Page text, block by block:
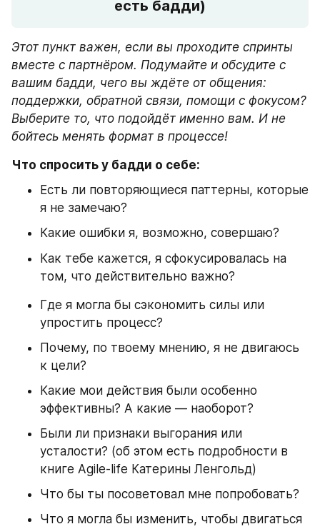
есть бадди)
Этот пункт важен, если вы проходите спринты
вместе с партнёром. Подумайте и обсудите с
вашим бадди, чего вы ждёте от общения:
поддержки, обратной связи, помощи с фокусом?
Выберите то, что подойдёт именно вам. И не
бойтесь менять формат в процессе!
Что спросить у бадди о себе:
Есть ли повторяющиеся паттерны, которые
я не замечаю?
Какие ошибки я, возможно, совершаю?
Как тебе кажется, я сфокусировалась на
том, что действительно важно?
Где я могла бы сэкономить силы или
упростить процесс?
Почему, по твоему мнению, я не двигаюсь
к цели?
Какие мои действия были особенно
эффективны? А какие — наоборот?
Были ли признаки выгорания или
усталости? (об этом есть подробности в
книге Agile-life Катерины Ленгольд)
Что бы ты посоветовал мне попробовать?
Что я могла бы изменить, чтобы двигаться